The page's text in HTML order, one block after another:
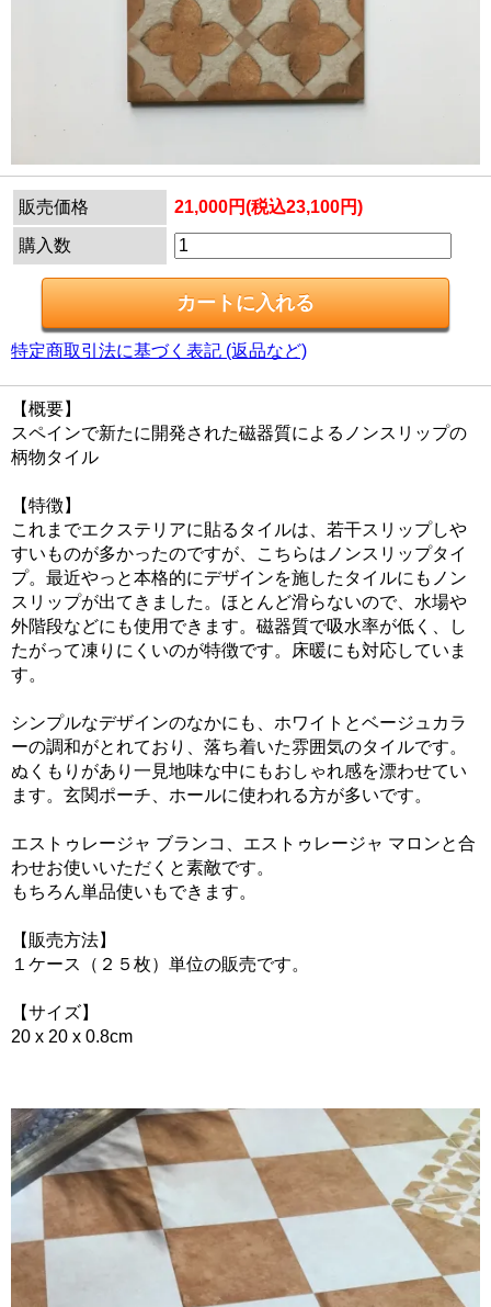
販売価格 21,000円(税込23,100円)
購入数
特定商取引法に基づく表記 (返品など)
【概要】
スペインで新たに開発された磁器質によるノンスリップの
柄物タイル
【特徴】
これまでエクステリアに貼るタイルは、若干スリップしや
すいものが多かったのですが、こちらはノンスリップタイ
プ。最近やっと本格的にデザインを施したタイルにもノン
スリップが出てきました。ほとんど滑らないので、水場や
外階段などにも使用できます。磁器質で吸水率が低く、し
たがって凍りにくいのが特徴です。床暖にも対応していま
す。
シンプルなデザインのなかにも、ホワイトとベージュカラ
ーの調和がとれており、落ち着いた雰囲気のタイルです。
ぬくもりがあり一見地味な中にもおしゃれ感を漂わせてい
ます。玄関ポーチ、ホールに使われる方が多いです。
エストゥレージャ ブランコ、エストゥレージャ マロンと合
わせお使いいただくと素敵です。
もちろん単品使いもできます。
【販売方法】
１ケース（２５枚）単位の販売です。
【サイズ】
20 x 20 x 0.8cm